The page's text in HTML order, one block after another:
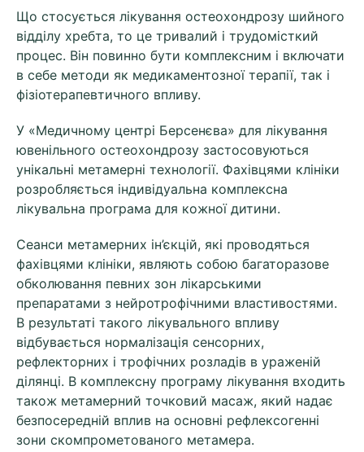
Що стосується лікування остеохондрозу шийного
відділу хребта, то це тривалий і трудомісткий
процес. Він повинно бути комплексним і включати
в себе методи як медикаментозної терапії, так і
фізіотерапевтичного впливу.
У «Медичному центрі Берсенєва» для лікування
ювенільного остеохондрозу застосовуються
унікальні метамерні технології. Фахівцями клініки
розробляється індивідуальна комплексна
лікувальна програма для кожної дитини.
Сеанси метамерних ін’єкцій, які проводяться
фахівцями клініки, являють собою багаторазове
обколювання певних зон лікарськими
препаратами з нейротрофічними властивостями.
В результаті такого лікувального впливу
відбувається нормалізація сенсорних,
рефлекторних і трофічних розладів в ураженій
ділянці. В комплексну програму лікування входить
також метамерний точковий масаж, який надає
безпосередній вплив на основні рефлексогенні
зони скомпрометованого метамера.